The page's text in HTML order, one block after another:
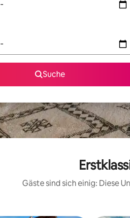
Suche
Gäste sind sich einig: Diese